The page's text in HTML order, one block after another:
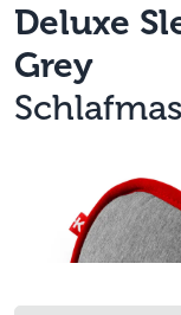
Deluxe
Grey